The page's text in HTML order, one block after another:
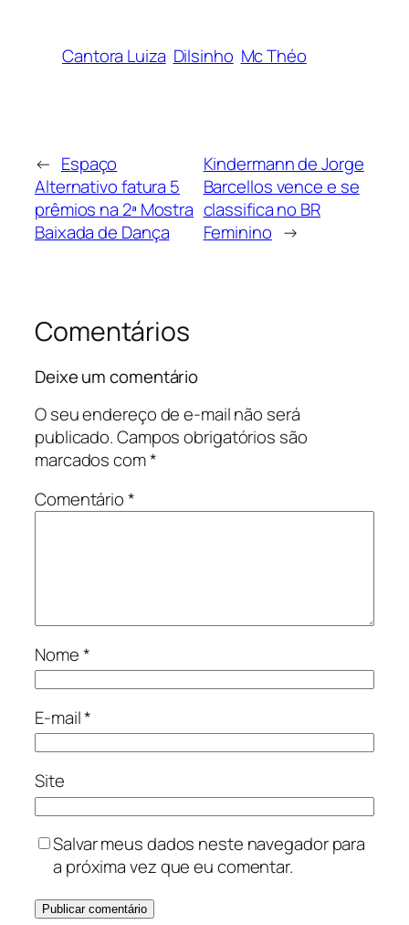
Cantora Luiza Dilsinho Mc Théo
← Espaço
Alternativo fatura 5
prêmios na 2ª Mostra
Baixada de Dança
Kindermann de Jorge
Barcellos vence e se
classifica no BR
Feminino →
Comentários
Deixe um comentário
O seu endereço de e-mail não será
publicado.Campos obrigatórios são
marcados com*
Comentário*
Nome*
E-mail*
Site
Salvar meus dados neste navegador para
a próxima vez que eu comentar.